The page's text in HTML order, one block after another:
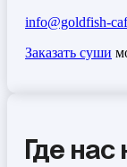
info@goldfish-
Заказать суши
Где нас